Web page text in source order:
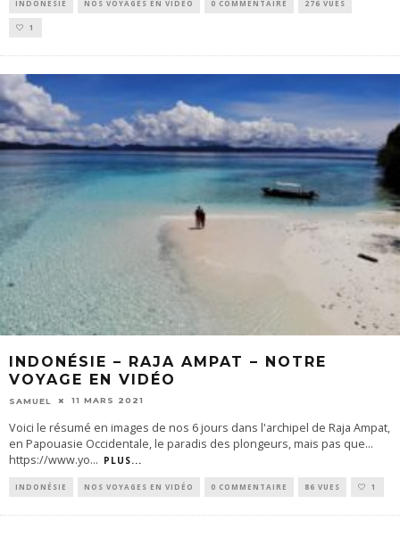
INDONÉSIE NOS VOYAGES EN VIDÉO 0 COMMENTAIRE 276 VUES
1
INDONÉSIE – RAJA AMPAT – NOTRE
VOYAGE EN VIDÉO
SAMUEL 11 MARS 2021
Voici le résumé en images de nos 6 jours dans l'archipel de Raja Ampat,
en Papouasie Occidentale, le paradis des plongeurs, mais pas que...
https://www.yo... PLUS...
INDONÉSIE NOS VOYAGES EN VIDÉO 0 COMMENTAIRE 86 VUES 1